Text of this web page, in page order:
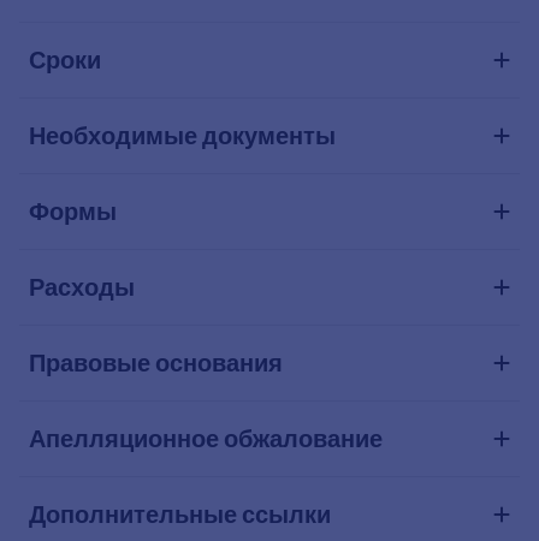
Сроки
Необходимые документы
Формы
Расходы
Правовые основания
Апелляционное обжалование
Дополнительные ссылки